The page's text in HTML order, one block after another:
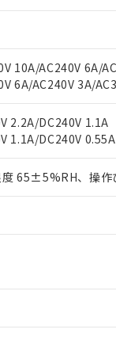
10A/AC240V 6A/
6A/AC240V 3A/
2.2A/DC240V 1.1A
1.1A/DC240V 0.55A
65±5%RH、操作
のうえご利用くだ
業取扱商品の当社
には、本サービ
結果は、記載して
はお客様のお取引
社販売拠点は「販売
当社の事前の承諾
社にご登録された
で、有害物質有無と
としていたものが
フェニル類(PBB)
：DOP) 1000ppm以下
ブチル (DIBP) 1000ppm以
に対する適用除外項目は
超える意図的な使用がな
、予定月が前後する
RoHSの基準値以下
RoHSの基準値を超
カドミウム) : 100ppm、
化ビフェニル類) :
タル酸ジイソブチル) :
てが基準値以下であ
有害物質が外部に
、外国為替および
する場合は、日
す。
サイル、化学兵器
売する場合は、上
に係わる関係者が
あり
については、お客
ご確認ください)
況の情報を公開し